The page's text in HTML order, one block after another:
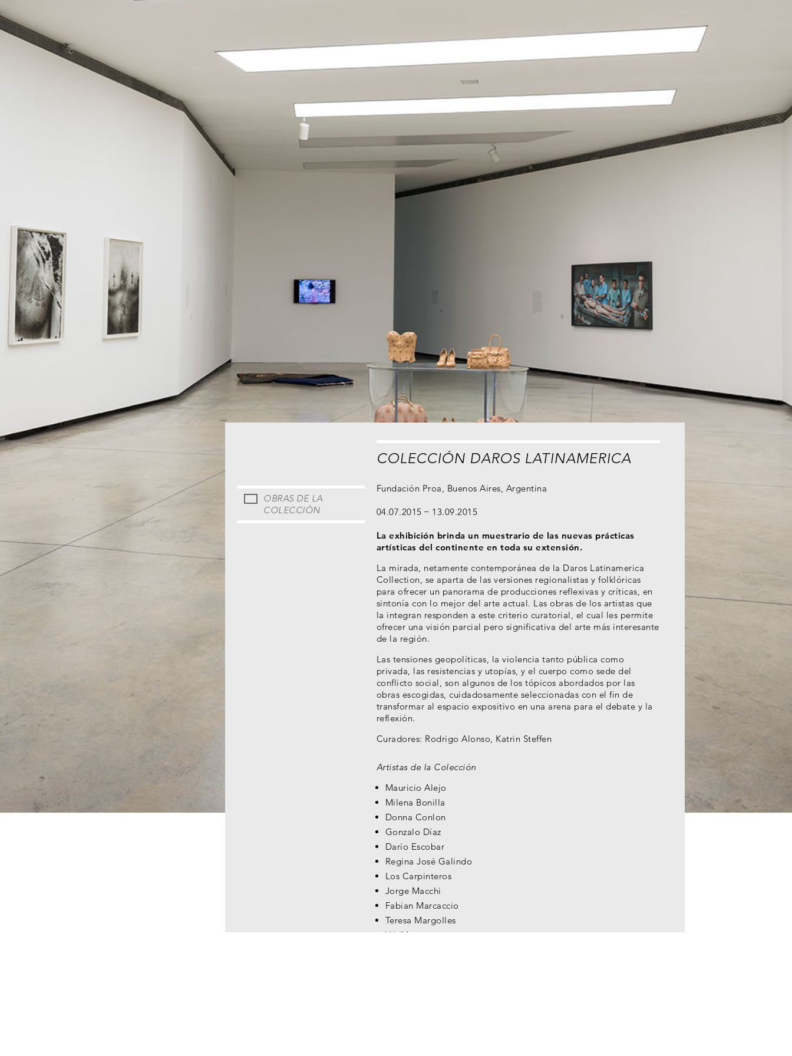
COLECCIÓN DAROS LATINAMERICA
OBRAS DE LA
COLECCIÓN
Fundación Proa, Buenos Aires, Argentina
04.07.2015 13.09.2015
La exhibición brinda un muestrario de las nuevas prácticas
artísticas del continente en toda su extensión.
La mirada, netamente contemporánea de la Daros Latinamerica
Collection, se aparta de las versiones regionalistas y folklóricas
para ofrecer un panorama de producciones reflexivas y críticas, en
sintonía con lo mejor del arte actual. Las obras de los artistas que
la integran responden a este criterio curatorial, el cual les permite
ofrecer una visión parcial pero significativa del arte más interesante
de la región.
Las tensiones geopolíticas, la violencia tanto pública como
privada, las resistencias y utopías, y el cuerpo como sede del
conflicto social, son algunos de los tópicos abordados por las
obras escogidas, cuidadosamente seleccionadas con el fin de
transformar al espacio expositivo en una arena para el debate y la
reflexión.
Curadores: Rodrigo Alonso, Katrin Steffen
Artistas de la Colección
Mauricio Alejo
Milena Bonilla
Donna Conlon
Gonzalo Díaz
Darío Escobar
Regina José Galindo
Los Carpinteros
Jorge Macchi
Fabian Marcaccio
Teresa Margolles
Vik Muniz